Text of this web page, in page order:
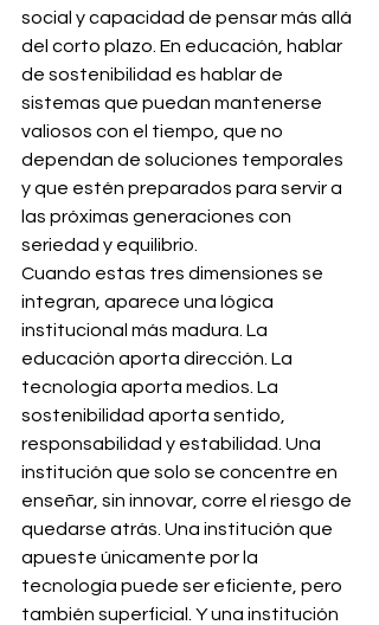
social y capacidad de pensar más allá
del corto plazo. En educación, hablar
de sostenibilidad es hablar de
sistemas que puedan mantenerse
valiosos con el tiempo, que no
dependan de soluciones temporales
y que estén preparados para servir a
las próximas generaciones con
seriedad y equilibrio.
Cuando estas tres dimensiones se
integran, aparece una lógica
institucional más madura. La
educación aporta dirección. La
tecnología aporta medios. La
sostenibilidad aporta sentido,
responsabilidad y estabilidad. Una
institución que solo se concentre en
enseñar, sin innovar, corre el riesgo de
quedarse atrás. Una institución que
apueste únicamente por la
tecnología puede ser eficiente, pero
también superficial. Y una institución